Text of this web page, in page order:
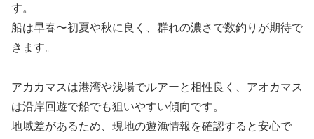
す。
船は早春〜初夏や秋に良く、群れの濃さで数釣りが期待で
きます。
アカカマスは港湾や浅場でルアーと相性良く、アオカマス
は沿岸回遊で船でも狙いやすい傾向です。
地域差があるため、現地の遊漁情報を確認すると安心で